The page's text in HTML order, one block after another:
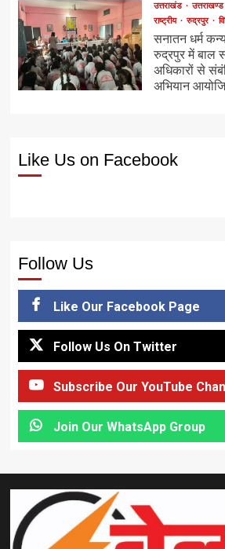
उत्तराखंड उत्तराखण्ड
राष्ट्रीय
रुद्रपुर
सनातन धर्म
रुद्रपुर में बाल
अधिकारों से
अभियान
Like Us on Facebook
Follow Us
Like Our Facebook Page
Follow Us On Twitter
Subscribe Our YouTube
Join Our WhatsApp Group